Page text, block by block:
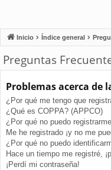
Inicio Índice general
Preguntas
Problemas acerca de
¿Por qué me tengo que
¿Qué es COPPA? (APPCO)
¿Por qué no puedo
Me he registrado ¡y no me
¿Por qué no puedo
Hace un tiempo me registré,
¡Perdí mi contraseña!